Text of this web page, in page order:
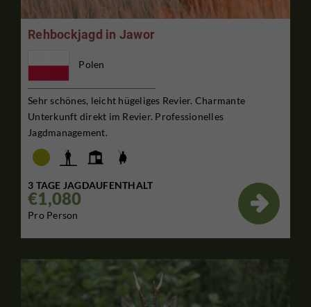
Rehbockjagd in Jawor
Polen
Sehr schönes, leicht hügeliges Revier. Charmante
Unterkunft direkt im Revier. Professionelles
Jagdmanagement.
3 TAGE JAGDAUFENTHALT
€1,080
Pro Person
